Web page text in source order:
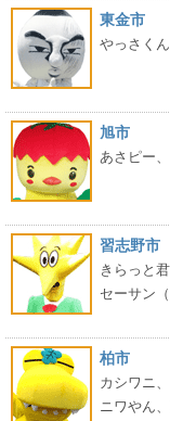
東金市
やっさく
旭市
あさピー
習志野市
きらっと
セーサン
柏市
カシワニ
ニワやん